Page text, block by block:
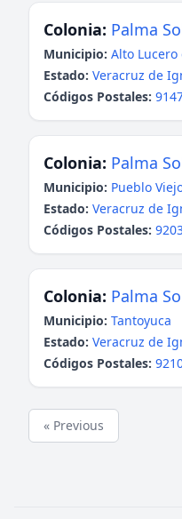
Colonia: Palma
Municipio: Alto
Estado: Veracruz de
Códigos Postales:
Colonia: Palma
Municipio: Pueblo
Estado: Veracruz de
Códigos Postales:
Colonia: Palma
Municipio: Tantoyuca
Estado: Veracruz de
Códigos Postales:
« Previous